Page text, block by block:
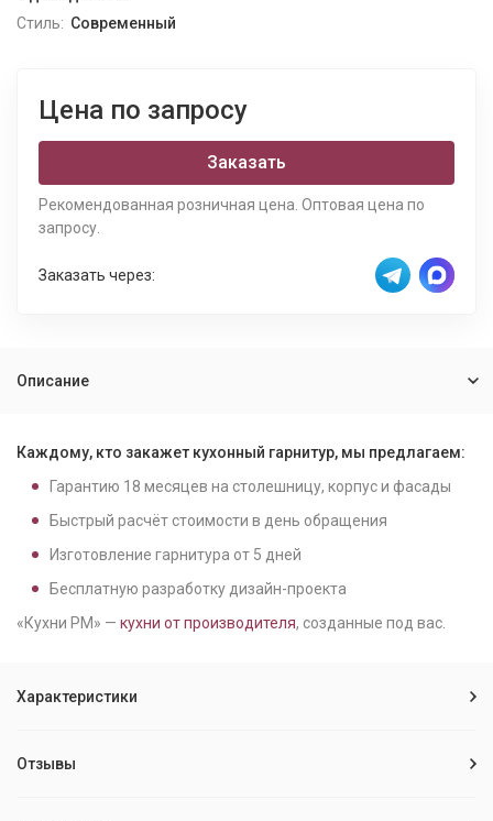
Стиль: Современный
Цена по запросу
Заказать
Рекомендованная розничная цена. Оптовая цена по
запросу.
Заказать через:
Описание
Каждому, кто закажет кухонный гарнитур, мы предлагаем:
Гарантию 18 месяцев на столешницу, корпус и фасады
Быстрый расчёт стоимости в день обращения
Изготовление гарнитура от 5 дней
Бесплатную разработку дизайн-проекта
«Кухни РМ» — кухни от производителя, созданные под вас.
Характеристики
Отзывы